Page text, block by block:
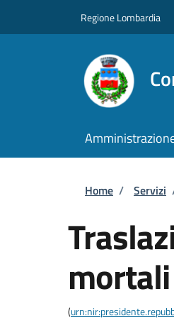
Regione Lombardia
Home / Servizi
(